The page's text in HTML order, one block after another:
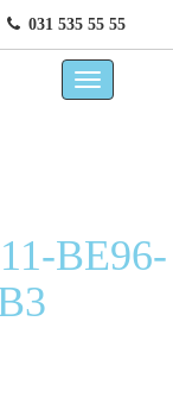
031 535 55 55
BE96-